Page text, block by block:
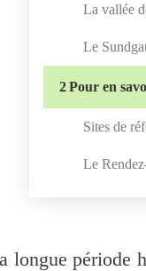
La vallée
Le
2Pour en
Sites de
Le
longue période